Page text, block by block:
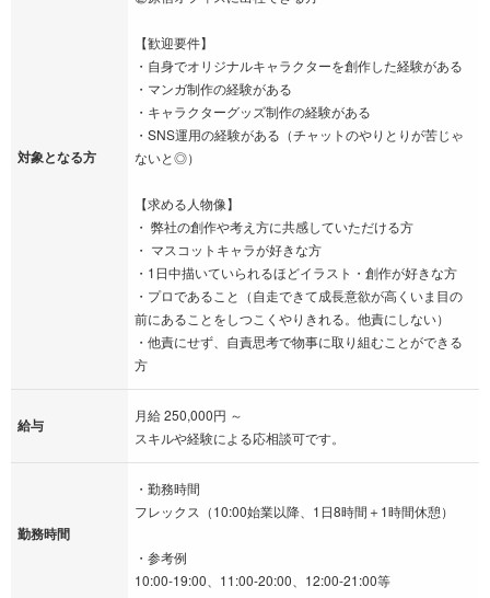
対象となる方
【歓迎要件】
・自身でオリジナルキャラクターを創作した経験がある
・マンガ制作の経験がある
・キャラクターグッズ制作の経験がある
・SNS運用の経験がある（チャットのやりとりが苦じゃ
ないと◎）
【求める人物像】
・ 弊社の創作や考え方に共感していただける方
・ マスコットキャラが好きな方
・1日中描いていられるほどイラスト・創作が好きな方
・プロであること（自走できて成長意欲が高くいま目の
前にあることをしつこくやりきれる。他責にしない）
・他責にせず、自責思考で物事に取り組むことができる
方
給与
月給 250,000円 ～
スキルや経験による応相談可です。
勤務時間
・勤務時間
フレックス（10:00始業以降、1日8時間＋1時間休憩）
・参考例
10:00-19:00、11:00-20:00、12:00-21:00等